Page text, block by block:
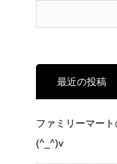
最近の投稿
ファミリーマー
(^_^)v